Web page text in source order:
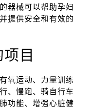
器械可以帮助孕妇
提供安全和有效的
目
氧运动、力量训练
、慢跑、骑自行车
功能、增强心脏健